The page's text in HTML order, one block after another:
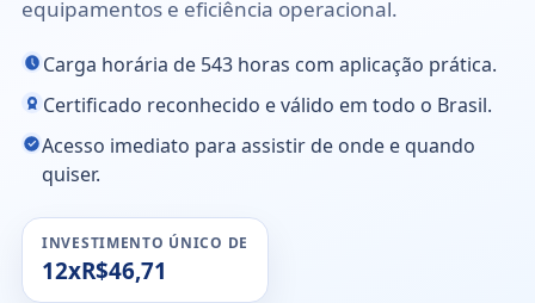
equipamentos e eficiência operacional.
Carga horária de 543 horas com aplicação prática.
Certificado reconhecido e válido em todo o Brasil.
Acesso imediato para assistir de onde e quando
quiser.
INVESTIMENTO ÚNICO DE
12xR$46,71